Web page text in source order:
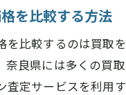
を比較する方法
を比較するのは買取
奈良県には多くの買
査定サービスを利用